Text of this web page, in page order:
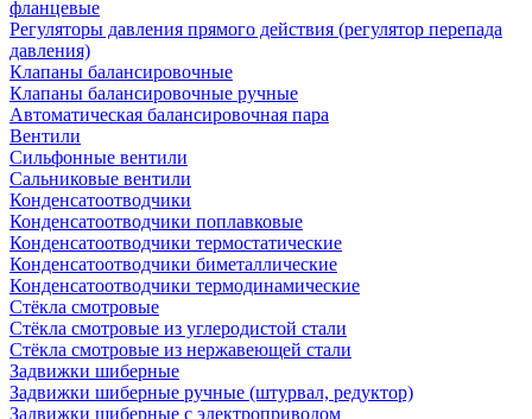
фланцевые
Регуляторы давления прямого действия (регулятор перепада
давления)
Клапаны балансировочные
Клапаны балансировочные ручные
Автоматическая балансировочная пара
Вентили
Сильфонные вентили
Сальниковые вентили
Конденсатоотводчики
Конденсатоотводчики поплавковые
Конденсатоотводчики термостатические
Конденсатоотводчики биметаллические
Конденсатоотводчики термодинамические
Стёкла смотровые
Стёкла смотровые из углеродистой стали
Стёкла смотровые из нержавеющей стали
Задвижки шиберные
Задвижки шиберные ручные (штурвал, редуктор)
Задвижки шиберные с электроприводом